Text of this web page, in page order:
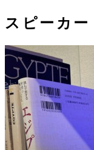
スピーカ